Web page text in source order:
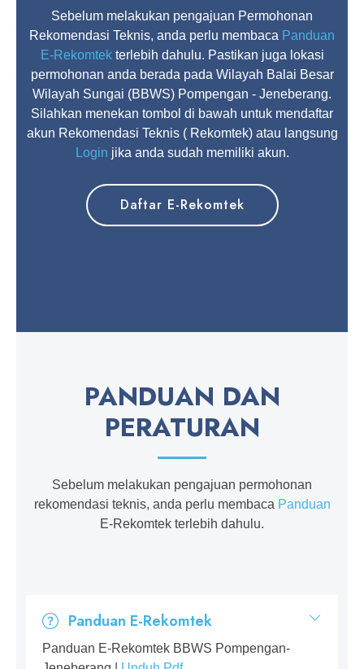
Sebelum melakukan pengajuan Permohonan
Rekomendasi Teknis, anda perlu membaca Panduan
E-Rekomtekterlebih dahulu. Pastikan juga lokasi
permohonan anda berada pada Wilayah Balai Besar
Wilayah Sungai (BBWS) Pompengan - Jeneberang.
Silahkan menekan tombol di bawah untuk mendaftar
akun Rekomendasi Teknis ( Rekomtek) atau langsung
Login jika anda sudah memiliki akun.
Daftar E-Rekomtek
PANDUAN DAN
PERATURAN
Sebelum melakukan pengajuan permohonan
rekomendasi teknis, anda perlu membaca Panduan
E-Rekomtek terlebih dahulu.
Panduan E-Rekomtek
Panduan E-Rekomtek BBWS Pompengan-